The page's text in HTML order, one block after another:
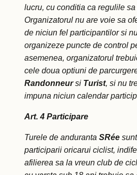
lucru, cu conditia ca regulile sa
Organizatorul nu are voie sa
de niciun fel participantilor si
organizeze puncte de control
asemenea, organizatorul
cele doua optiuni de
Randonneursi Turist, si nu
impuna niciun calendar
Art. 4 Participare
Turele de anduranta SRée
participarii oricarui ciclist,
afilierea sa la vreun club de